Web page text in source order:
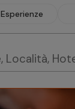
Esperienze